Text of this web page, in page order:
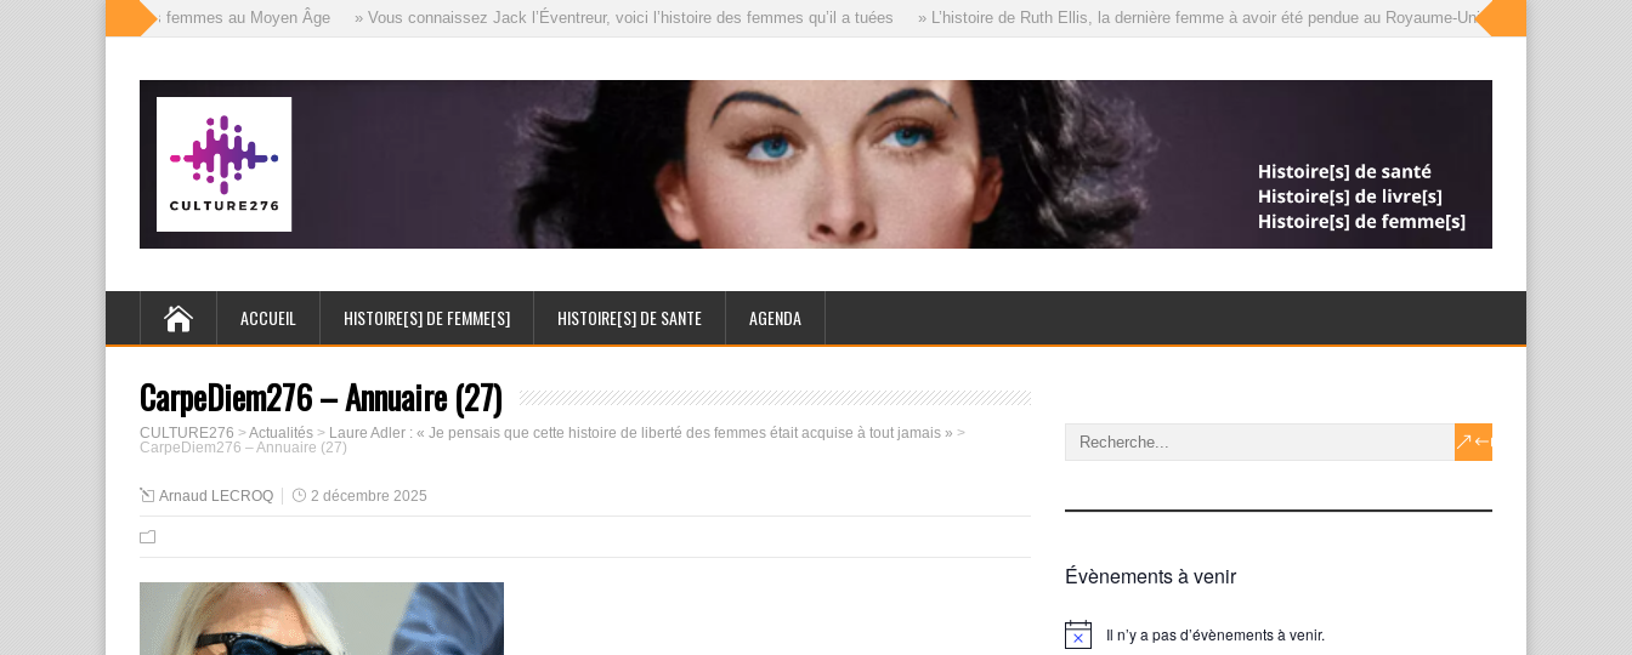
mille visages des femmes au Moyen Âge » Vous connaissez Jack l’Éventreur, voici l’histoire des femmes qu’il a tuées » L’histoire de Ruth Ellis, la dernière femme à avoir été pendue au Royaume-Uni, que le roi a
ACCUEIL HISTOIRE[S] DE FEMME[S] HISTOIRE[S] DE SANTE AGENDA
CarpeDiem276 – Annuaire (27)
CULTURE276 >Actualités > Laure Adler : « Je pensais que cette histoire de liberté des femmes était acquise à tout jamais » >
CarpeDiem276 – Annuaire (27)
Arnaud LECROQ 2 décembre 2025
Évènements à venir
Notice Il n’y a pas d’évènements à venir.